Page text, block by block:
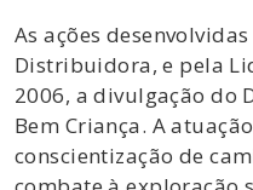
As ações
Distribuidora, e pela
2006, a divulgação do
Bem Criança. A
conscientização de